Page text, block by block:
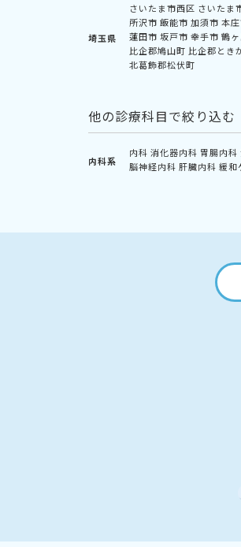
埼玉県
さいたま市西区 さいたま
所沢市 飯能市 加須市 本
蓮田市 坂戸市 幸手市 鶴
比企郡鳩山町 比企郡とき
北葛飾郡松伏町
他の診療科目で絞り込む
内科系
内科 消化器内科 胃腸内科
脳神経内科 肝臓内科 緩和